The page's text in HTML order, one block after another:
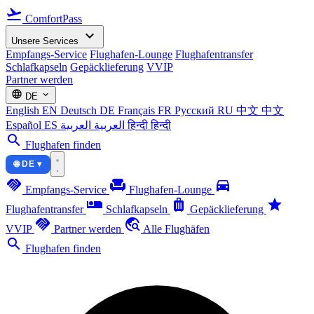
flight_takeoff ComfortPass
Unsere Services expand_more
Empfangs-Service Flughafen-Lounge Flughafentransfer
Schlafkapseln Gepäcklieferung VVIP
Partner werden
language DE expand_more
English EN Deutsch DE Français FR Русский RU 中文 中文
Español ES العربية العربية हिन्दीहिन्दी
search Flughafen finden
🌐 DE ▾
handshake Empfangs-Service chair Flughafen-Lounge directions_car
Flughafentransfer airline_seat_individual_suite Schlafkapseln luggage Gepäcklieferung star
VVIP handshake Partner werden travel_explore Alle Flughäfen
search Flughafen finden